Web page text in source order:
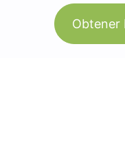
Obtener